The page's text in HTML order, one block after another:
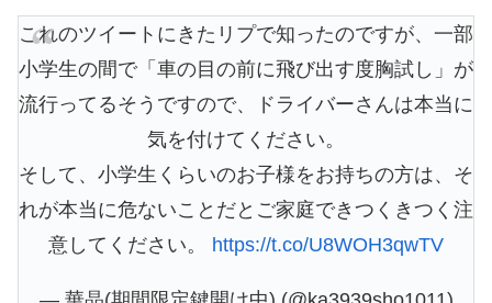
これのツイートにきたリプで知ったのですが、一部
小学生の間で「車の目の前に飛び出す度胸試し」が
流行ってるそうですので、ドライバーさんは本当に
気を付けてください。
そして、小学生くらいのお子様をお持ちの方は、そ
れが本当に危ないことだとご家庭できつくきつく注
意してください。 https://t.co/U8WOH3qwTV